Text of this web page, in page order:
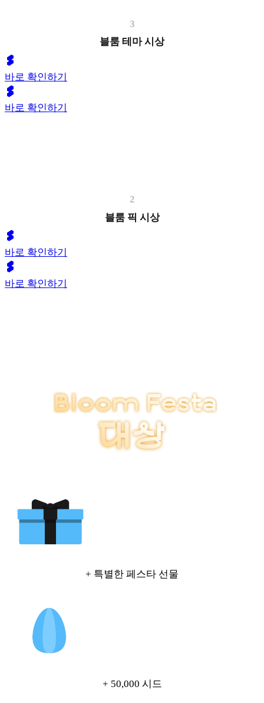
3
블룸 테마 시상
바로 확인하기
바로 확인하기
2
블룸 픽 시상
바로 확인하기
바로 확인하기
+ 특별한 페스타 선물
+ 50,000 시드